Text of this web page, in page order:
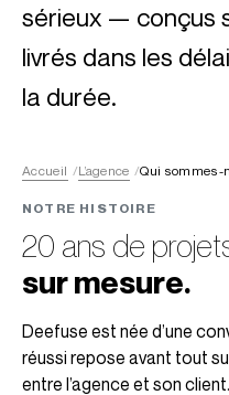
sérieux — conçus
livrés dans les
la durée.
Accueil L’agence Qui sommes-
NOTRE HISTOIRE
20 ans de
sur mesure.
Deefuse est née d’une
réussi repose avant tout
entre l’agence et son